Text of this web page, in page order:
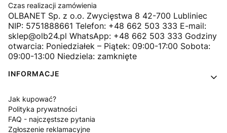
Czas realizacji zamówienia
OLBANET Sp. z o.o. Zwycięstwa 8 42-700 Lubliniec
NIP: 5751888661 Telefon: +48 662 503 333 E-mail:
sklep@olb24.pl WhatsApp: +48 662 503 333 Godziny
otwarcia: Poniedziałek – Piątek: 09:00-17:00 Sobota:
09:00-13:00 Niedziela: zamknięte
INFORMACJE
Jak kupować?
Polityka prywatności
FAQ - najczęstsze pytania
Zgłoszenie reklamacyjne